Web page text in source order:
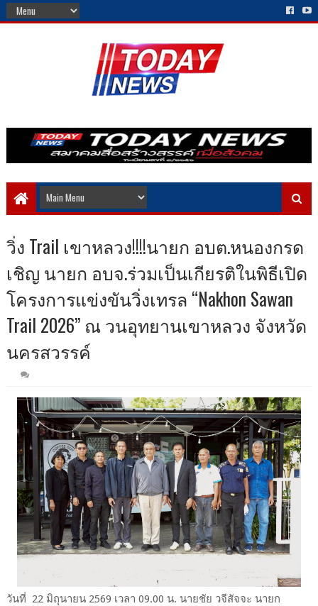
วิ่ง Trail เขาหลวง!!!!นายก อบต.หนองกรด
เชิญ นายก อบจ.ร่วมเป็นเกียรติในพิธีเปิด
โครงการแข่งขันวิ่งเทรล “Nakhon Sawan
Trail 2026” ณ วนอุทยานเขาหลวง จังหวัด
นครสวรรค์
วันที่ 22 มิถุนายน 2569 เวลา 09.00 น. นายชัย วจีสัจจะ นายก